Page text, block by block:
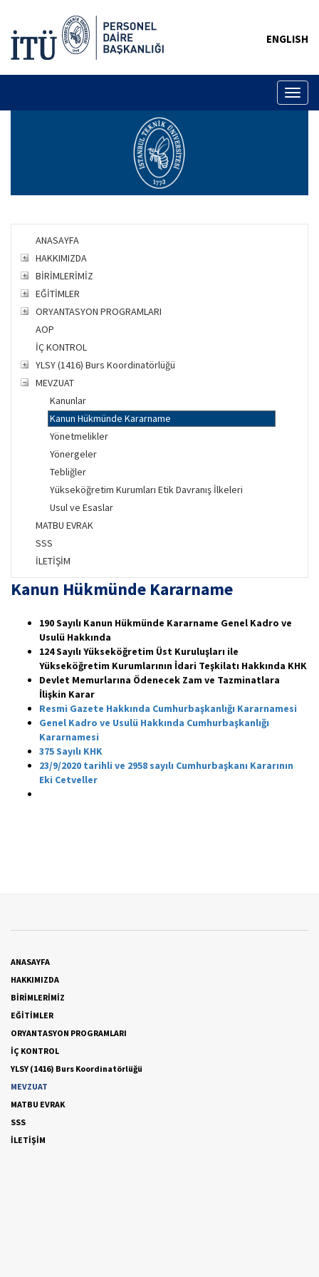
ENGLISH
ANASAYFA
HAKKIMIZDA
BİRİMLERİMİZ
EĞİTİMLER
ORYANTASYON PROGRAMLARI
AOP
İÇ KONTROL
YLSY (1416) Burs Koordinatörlüğü
MEVZUAT
Kanunlar
Kanun Hükmünde Kararname
Yönetmelikler
Yönergeler
Tebliğler
Yükseköğretim Kurumları Etik Davranış İlkeleri
Usul ve Esaslar
MATBU EVRAK
SSS
İLETİŞİM
Kanun Hükmünde Kararname
190 Sayılı Kanun Hükmünde Kararname Genel Kadro ve
Usulü Hakkında
124 Sayılı Yükseköğretim Üst Kuruluşları ile
Yükseköğretim Kurumlarının İdari Teşkilatı Hakkında KHK
Devlet Memurlarına Ödenecek Zam ve Tazminatlara
İlişkin Karar
Resmi Gazete Hakkında Cumhurbaşkanlığı Kararnamesi
Genel Kadro ve Usulü Hakkında Cumhurbaşkanlığı
Kararnamesi
375 Sayılı KHK
23/9/2020 tarihli ve 2958 sayılı Cumhurbaşkanı Kararının
Eki Cetveller
ANASAYFA
HAKKIMIZDA
BİRİMLERİMİZ
EĞİTİMLER
ORYANTASYON PROGRAMLARI
İÇ KONTROL
YLSY (1416) Burs Koordinatörlüğü
MEVZUAT
MATBU EVRAK
SSS
İLETİŞİM